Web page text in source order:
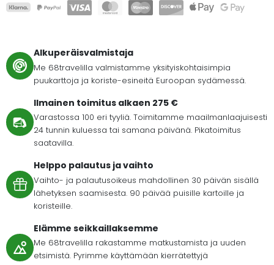
Alkuperäisvalmistaja
Me 68travelilla valmistamme yksityiskohtaisimpia
puukarttoja ja koriste-esineitä Euroopan sydämessä.
Ilmainen toimitus alkaen 275 €
Varastossa 100 eri tyyliä. Toimitamme maailmanlaajuisesti
24 tunnin kuluessa tai samana päivänä. Pikatoimitus
saatavilla.
Helppo palautus ja vaihto
Vaihto- ja palautusoikeus mahdollinen 30 päivän sisällä
lähetyksen saamisesta. 90 päivää puisille kartoille ja
koristeille.
Elämme seikkaillaksemme
Me 68travelilla rakastamme matkustamista ja uuden
etsimistä. Pyrimme käyttämään kierrätettyjä